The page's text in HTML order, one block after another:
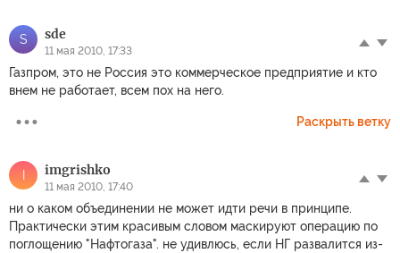
S sde
11 мая 2010, 17:33
Газпром, это не Россия это коммерческое предприятие и кто
внем не работает, всем пох на него.
Раскрыть ветку
I imgrishko
11 мая 2010, 17:40
ни о каком объединении не может идти речи в принципе.
Практически этим красивым словом маскируют операцию по
поглощению "Нафтогаза". не удивлюсь, если НГ развалится из-